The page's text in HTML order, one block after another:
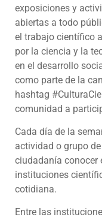
exposiciones y
abiertas a todo
el trabajo científico
por la ciencia y la
en el desarrollo
como parte de la
hashtag
comunidad a
Cada día de la
actividad o grupo
ciudadanía conocer
instituciones
cotidiana.
Entre las